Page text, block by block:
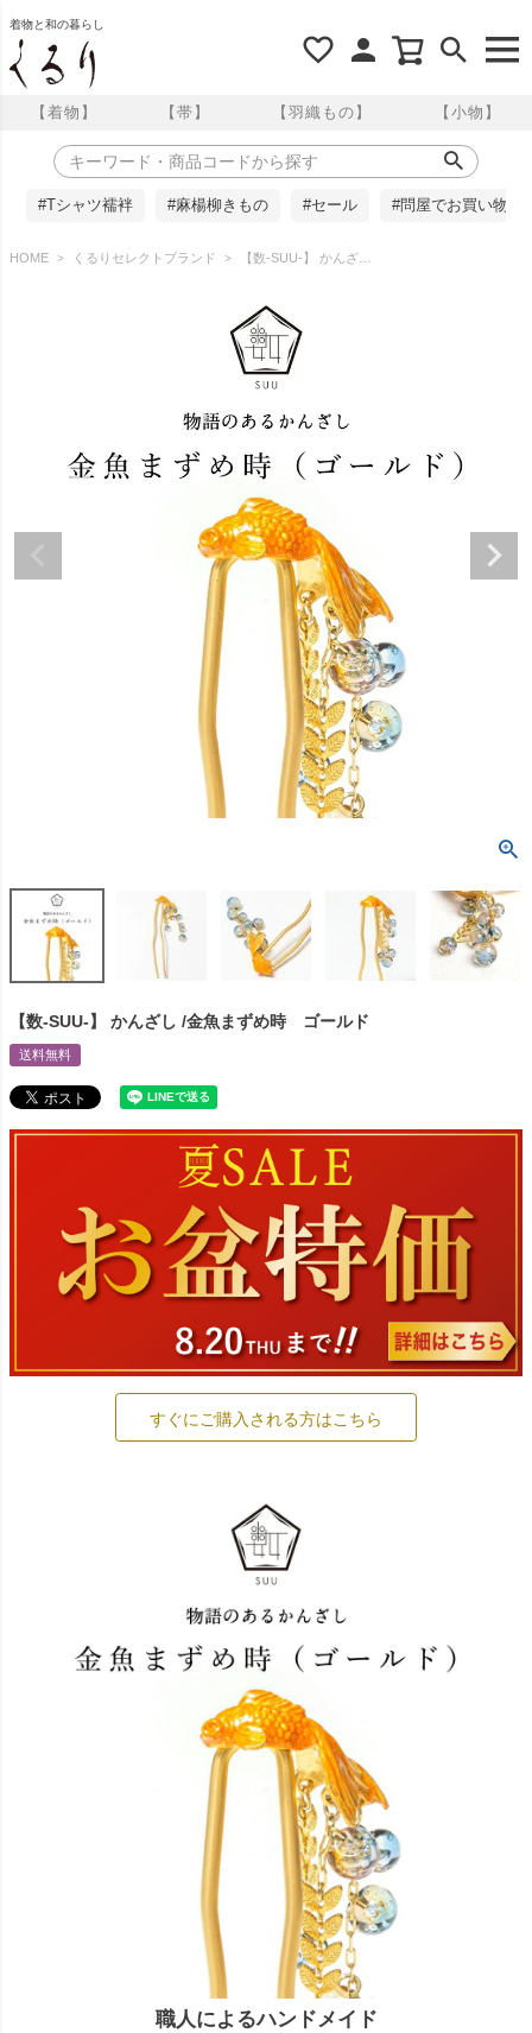
着物と和の暮らし
【着物】 【帯】 【羽織もの】 【小物】
#Tシャツ襦袢 #麻楊柳きもの #セール #問屋でお買い物
HOME くるりセレクトブランド 【数-SUU-】 かんざし /金魚まずめ時 ゴールド
【数-SUU-】 かんざし /金魚まずめ時 ゴールド
送料無料
すぐにご購入される方はこちら
職人によるハンドメイド